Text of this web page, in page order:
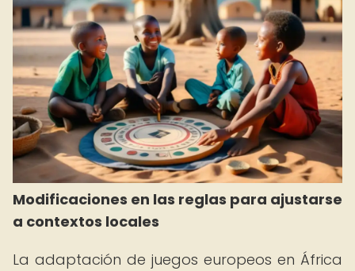
Modificaciones en las reglas para ajustarse
a contextos locales
La adaptación de juegos europeos en África